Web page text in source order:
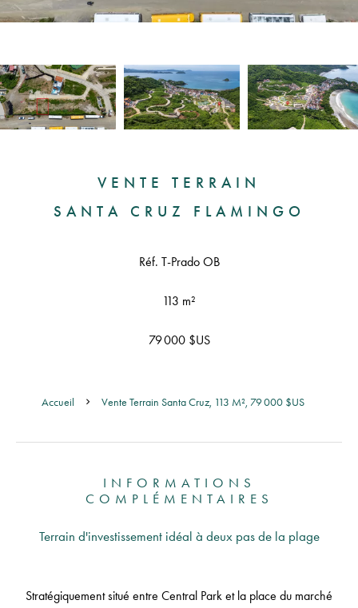
VENTE TERRAIN
SANTA CRUZ FLAMINGO
Réf. T-Prado OB
113 m²
79 000 $US
Accueil Vente Terrain Santa Cruz, 113 M², 79 000 $US
INFORMATIONS
COMPLÉMENTAIRES
Terrain d'investissement idéal à deux pas de la plage
Stratégiquement situé entre Central Park et la place du marché